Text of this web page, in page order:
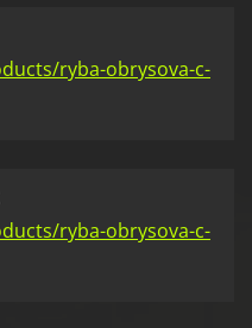
ryba-obrysova-c-
ryba-obrysova-c-